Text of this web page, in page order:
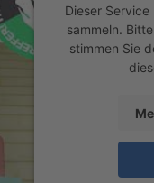
Dieser
sammeln.
stimmen Sie
Richtige